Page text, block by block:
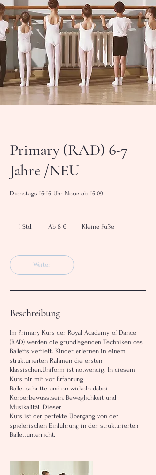
Primary (RAD) 6-7
Jahre /NEU
Dienstags 15:15 Uhr Neue ab 15.09
1 Std.
d
EuroAb 8 € Kleine Füße
Weiter
Beschreibung
Im Primary Kurs der Royal Academy of Dance
(RAD) werden die grundlegenden Techniken des
Balletts vertieft. Kinder erlernen in einem
strukturierten Rahmen die ersten
klassischen.Uniform ist notwendig. In diesem
Kurs nir mit vor Erfahrung.
Ballettschritte und entwickeln dabei
Körperbewusstsein, Beweglichkeit und
Musikalität. Dieser
Kurs ist der perfekte Übergang von der
spielerischen Einführung in den strukturierten
Ballettunterricht.